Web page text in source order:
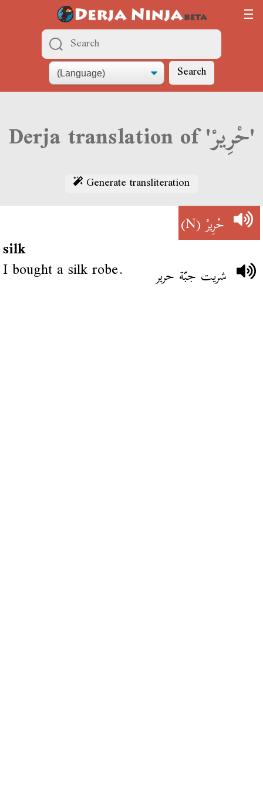
Search
Derja translation of 'حْرِيرْ'
Generate transliteration
حْرِيرْ(N)
silk
I bought a silk robe. شريت جبّة حرير